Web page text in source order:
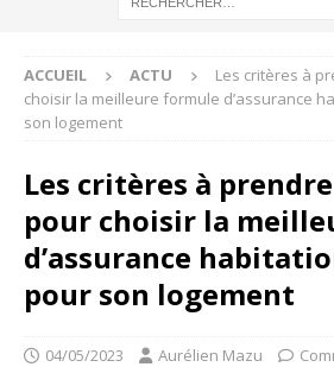
ACCUEIL ACTU
Les critères à
choisir la meilleure formule d’assurance
son logement
Les critères à
pour choisir la
d’assurance
pour son logement
04/05/2023 Aurélien Mazu